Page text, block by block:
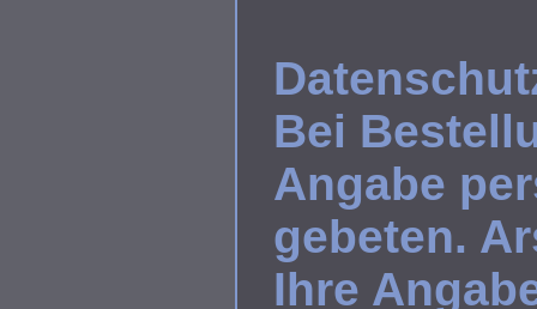
Bei
Angabe
gebeten.
Ihre